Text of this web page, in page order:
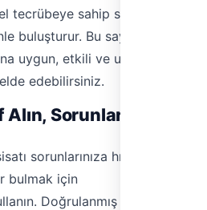
tecrübeye sahip su
buluşturur. Bu sayede,
uygun, etkili ve uzun
edebilirsiniz.
Sorunlarınızı
sorunlarınıza hızlı ve
bulmak için
Doğrulanmış